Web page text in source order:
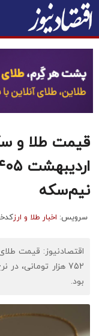
نیم‌سکه
سرویس: اخبار طلا و ارزکدخبر:
بود.